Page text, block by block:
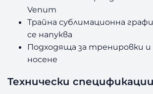
Venum
Трайна сублимационна
се напуква
Подходяща за тренировки
носене
Технически спецификации